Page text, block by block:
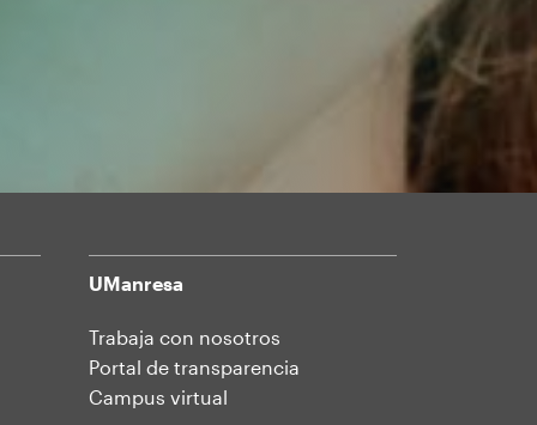
UManresa
Trabaja con nosotros
Portal de transparencia
Campus virtual